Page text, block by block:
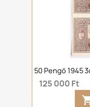
50 Pengő 1945
125 000 Ft